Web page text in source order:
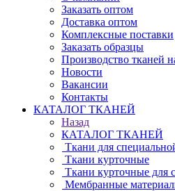
Заказать оптом
Доставка оптом
Комплексные поставки
Заказать образцы
Производство тканей
Новости
Вакансии
Контакты
КАТАЛОГ ТКАНЕЙ
Назад
КАТАЛОГ ТКАНЕЙ
Ткани для
Ткани курточные
Ткани курточные для
Мембранные